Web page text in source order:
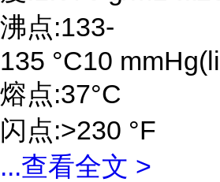
沸点:133-
135 °C10
熔点:37°C
闪点:>230 °F
...查看全文 >